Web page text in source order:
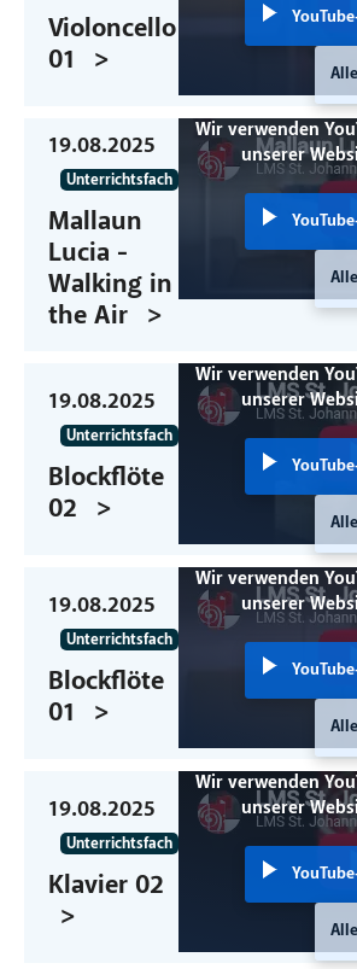
Violoncello
01
19.08.2025
Unterrichtsfach
Mallaun
Lucia -
Walking in
the Air
Wir verwenden
unserer
19.08.2025
Unterrichtsfach
Blockflöte
02
Wir verwenden
unserer
19.08.2025
Unterrichtsfach
Blockflöte
01
Wir verwenden
unserer
19.08.2025
Unterrichtsfach
Klavier 02
Wir verwenden
unserer